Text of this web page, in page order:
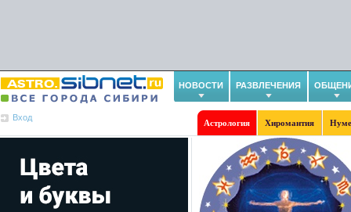
НОВОСТИ РАЗВЛЕЧЕНИЯ
Вход
Астрология Хиромантия